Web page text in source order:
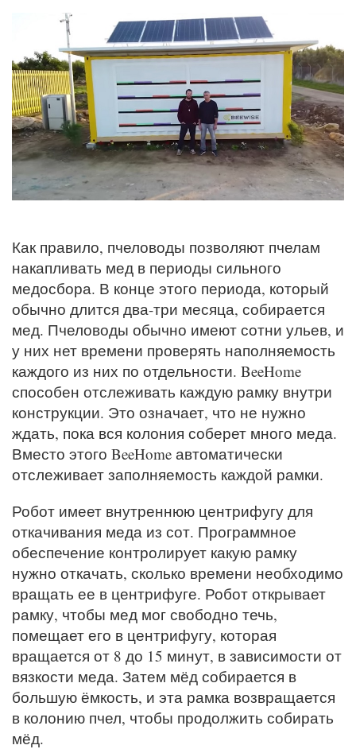
Как правило, пчеловоды позволяют пчелам
накапливать мед в периоды сильного
медосбора. В конце этого периода, который
обычно длится два-три месяца, собирается
мед. Пчеловоды обычно имеют сотни ульев, и
у них нет времени проверять наполняемость
каждого из них по отдельности. BeeHome
способен отслеживать каждую рамку внутри
конструкции. Это означает, что не нужно
ждать, пока вся колония соберет много меда.
Вместо этого BeeHome автоматически
отслеживает заполняемость каждой рамки.
Робот имеет внутреннюю центрифугу для
откачивания меда из сот. Программное
обеспечение контролирует какую рамку
нужно откачать, сколько времени необходимо
вращать ее в центрифуге. Робот открывает
рамку, чтобы мед мог свободно течь,
помещает его в центрифугу, которая
вращается от 8 до 15 минут, в зависимости от
вязкости меда. Затем мёд собирается в
большую ёмкость, и эта рамка возвращается
в колонию пчел, чтобы продолжить собирать
мёд.